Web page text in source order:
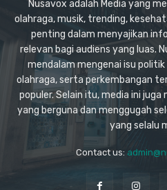
Nusavox adalah Media yang
olahraga, musik, trending,
penting dalam menyajikan
relevan bagi audiens yang luas.
mendalam mengenai isu
olahraga, serta perkembangan
populer. Selain itu, media ini
yang berguna dan menggugah
yang selalu
Contact us: